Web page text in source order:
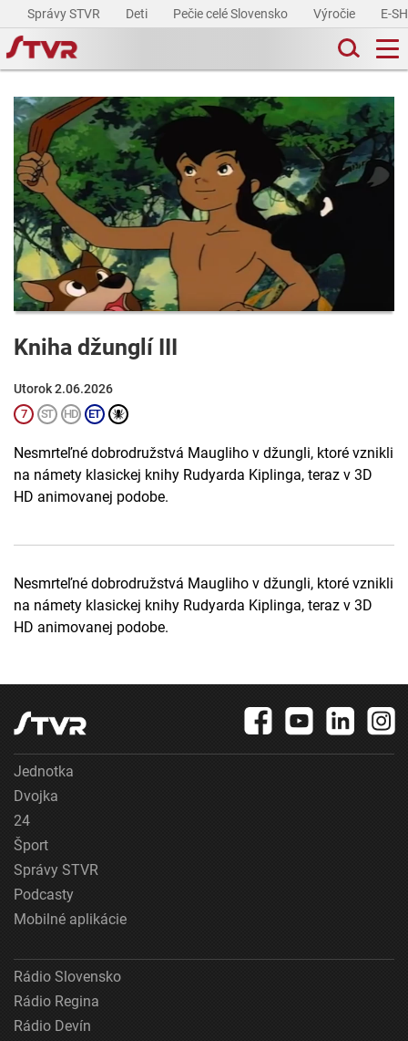
Správy STVR Deti Pečie celé Slovensko Výročie E-
Kniha džunglí III
Utorok 2.06.2026
Nesmrteľné dobrodružstvá Maugliho v džungli, ktoré vznikli
na námety klasickej knihy Rudyarda Kiplinga, teraz v 3D
HD animovanej podobe.
Nesmrteľné dobrodružstvá Maugliho v džungli, ktoré vznikli
na námety klasickej knihy Rudyarda Kiplinga, teraz v 3D
HD animovanej podobe.
Jednotka
Dvojka
24
Šport
Správy STVR
Podcasty
Mobilné aplikácie
Rádio Slovensko
Rádio Regina
Rádio Devín